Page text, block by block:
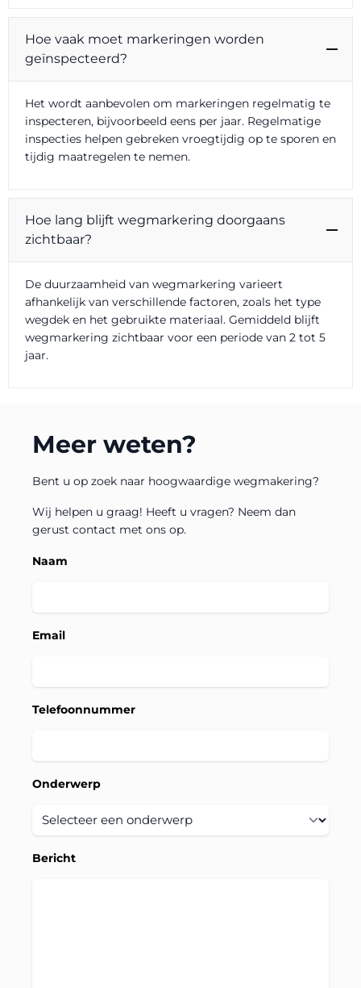
Hoe vaak moet markeringen worden
geïnspecteerd?
Het wordt aanbevolen om markeringen regelmatig te
inspecteren, bijvoorbeeld eens per jaar. Regelmatige
inspecties helpen gebreken vroegtijdig op te sporen en
tijdig maatregelen te nemen.
Hoe lang blijft wegmarkering doorgaans
zichtbaar?
De duurzaamheid van wegmarkering varieert
afhankelijk van verschillende factoren, zoals het type
wegdek en het gebruikte materiaal. Gemiddeld blijft
wegmarkering zichtbaar voor een periode van 2 tot 5
jaar.
Meer weten?
Bent u op zoek naar hoogwaardige wegmakering?
Wij helpen u graag! Heeft u vragen? Neem dan
gerust contact met ons op.
Naam
Email
Telefoonnummer
Onderwerp
Bericht